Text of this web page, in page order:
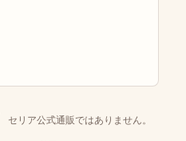
セリア公式通販ではありません。